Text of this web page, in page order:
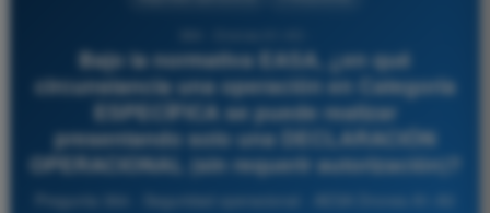
Bajo la normativa EASA, ¿en qué
circunstancia una operación en Categoría
ESPECÍFICA se puede realizar
presentando solo una DECLARACIÓN
OPERACIONAL (sin requerir autorización)?
Pregunta 364 - Seguridad operacional - AESA Drones A1-A3